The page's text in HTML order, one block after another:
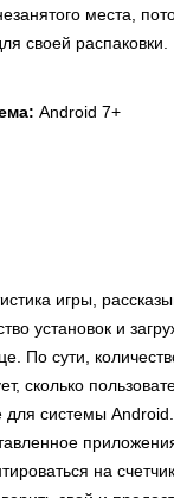
места,
своей распаковки.
Android 7+
игры,
установок и
По сути,
сколько
для системы
на